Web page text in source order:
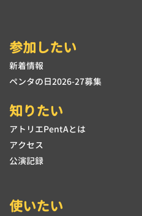
参加したい
新着情報
ペンタの日2026-27募集
知りたい
アトリエPentAとは
アクセス
公演記録
使いたい